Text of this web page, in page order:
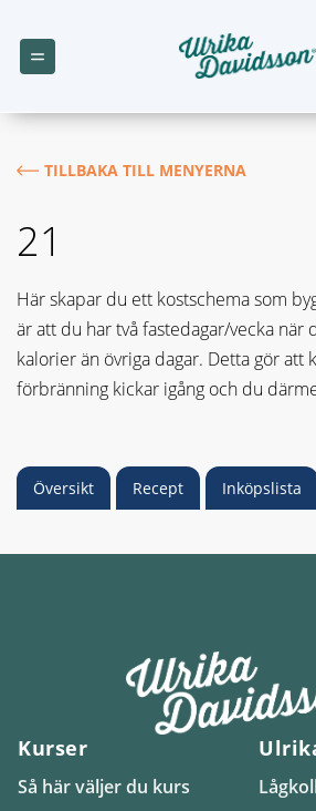
TILLBAKA TILL MENYERNA
21
Här skapar du ett kostschema som
är att du har två fastedagar/vecka när
kalorier än övriga dagar. Detta gör att
förbränning kickar igång och du
Översikt Recept Inköpslista
Kurser
Så här väljer du kurs